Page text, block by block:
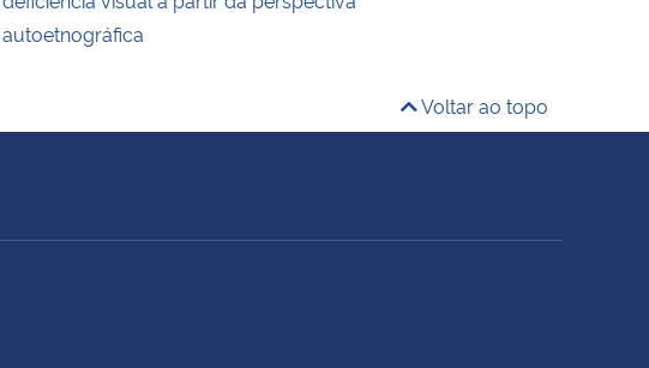
autoetnográfica
Voltar ao topo